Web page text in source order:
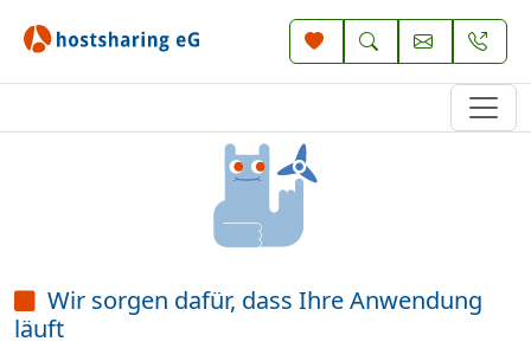
Wir sorgen dafür, dass Ihre Anwendung
läuft